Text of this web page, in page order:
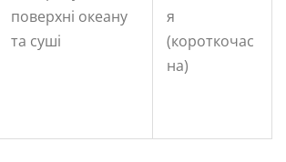
поверхні океану
та суші
я
(короткочас
на)